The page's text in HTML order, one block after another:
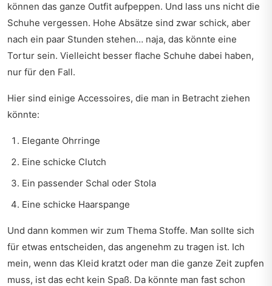
können das ganze Outfit aufpeppen. Und lass uns nicht die
Schuhe vergessen. Hohe Absätze sind zwar schick, aber
nach ein paar Stunden stehen… naja, das könnte eine
Tortur sein. Vielleicht besser flache Schuhe dabei haben,
nur für den Fall.
Hier sind einige Accessoires, die man in Betracht ziehen
könnte:
Elegante Ohrringe
Eine schicke Clutch
Ein passender Schal oder Stola
Eine schicke Haarspange
Und dann kommen wir zum Thema Stoffe. Man sollte sich
für etwas entscheiden, das angenehm zu tragen ist. Ich
mein, wenn das Kleid kratzt oder man die ganze Zeit zupfen
muss, ist das echt kein Spaß. Da könnte man fast schon